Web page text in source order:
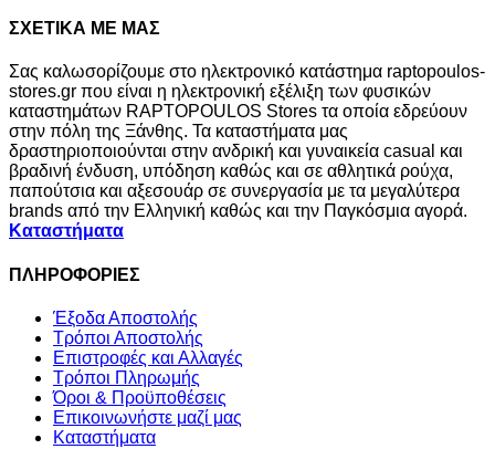
ΣΧΕΤΙΚΑ ΜΕ ΜΑΣ
Σας καλωσορίζουμε στο ηλεκτρονικό κατάστημα raptopoulos-
stores.gr που είναι η ηλεκτρονική εξέλιξη των φυσικών
καταστημάτων RAPTOPOULOS Stores τα οποία εδρεύουν
στην πόλη της Ξάνθης. Τα καταστήματα μας
δραστηριοποιούνται στην ανδρική και γυναικεία casual και
βραδινή ένδυση, υπόδηση καθώς και σε αθλητικά ρούχα,
παπούτσια και αξεσουάρ σε συνεργασία με τα μεγαλύτερα
brands από την Ελληνική καθώς και την Παγκόσμια αγορά.
Καταστήματα
ΠΛΗΡΟΦΟΡΙΕΣ
Έξοδα Αποστολής
Τρόποι Αποστολής
Επιστροφές και Αλλαγές
Τρόποι Πληρωμής
Όροι & Προϋποθέσεις
Επικοινωνήστε μαζί μας
Καταστήματα